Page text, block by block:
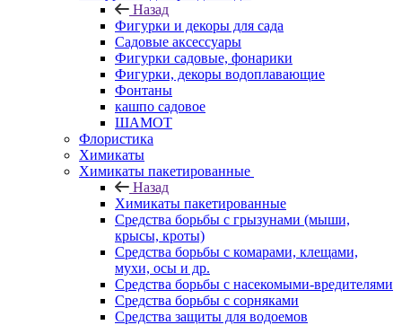
Назад
Фигурки и декоры для сада
Садовые аксессуары
Фигурки садовые, фонарики
Фигурки, декоры водоплавающие
Фонтаны
кашпо садовое
ШАМОТ
Флористика
Химикаты
Химикаты пакетированные
Назад
Химикаты пакетированные
Средства борьбы с грызунами (мыши,
крысы, кроты)
Средства борьбы с комарами, клещами,
мухи, осы и др.
Средства борьбы с насекомыми-вредителями
Средства борьбы с сорняками
Средства защиты для водоемов